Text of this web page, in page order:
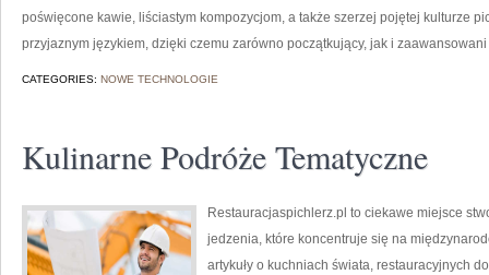
poświęcone kawie, liściastym kompozycjom, a także szerzej pojętej kulturze
przyjaznym językiem, dzięki czemu zarówno początkujący, jak i
CATEGORIES: NOWE TECHNOLOGIE
Kulinarne Podróże Tematyczne
Restauracjaspichlerz.pl to ciekawe miejsce
jedzenia, które koncentruje się na
artykuły o kuchniach świata, restauracyjnych